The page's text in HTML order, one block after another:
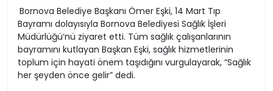
Bornova Belediye Başkanı Ömer Eşki, 14 Mart Tıp
Bayramı dolayısıyla Bornova Belediyesi Sağlık İşleri
Müdürlüğü’nü ziyaret etti. Tüm sağlık çalışanlarının
bayramını kutlayan Başkan Eşki, sağlık hizmetlerinin
toplum için hayati önem taşıdığını vurgulayarak, “Sağlık
her şeyden önce gelir” dedi.